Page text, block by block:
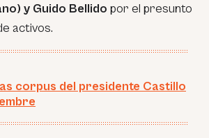
y Guido Bellido por el presunto
activos.
corpus del presidente Castillo